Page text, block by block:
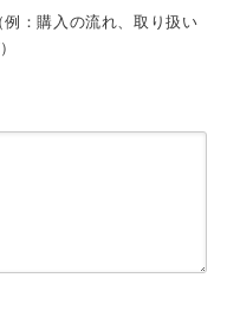
例：購入の流れ、取り扱い